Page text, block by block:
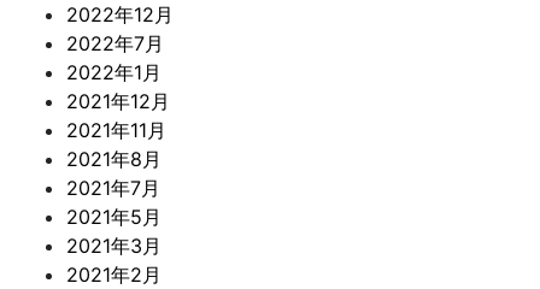
o
k
2022年12月
2022年7月
2022年1月
2021年12月
2021年11月
2021年8月
2021年7月
2021年5月
2021年3月
2021年2月